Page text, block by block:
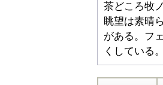
茶どころ牧
眺望は素晴
がある。フ
くしている